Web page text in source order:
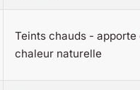
Teints chauds - apporte
chaleur naturelle